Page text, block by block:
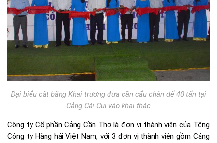
Đại biểu cắt băng Khai trương đưa cần cẩu chân đế 40 tấn tại
Cảng Cái Cui vào khai thác
Công ty Cổ phần Cảng Cần Thơ là đơn vị thành viên của Tổng
Công ty Hàng hải Việt Nam, với 3 đơn vị thành viên gồm Cảng